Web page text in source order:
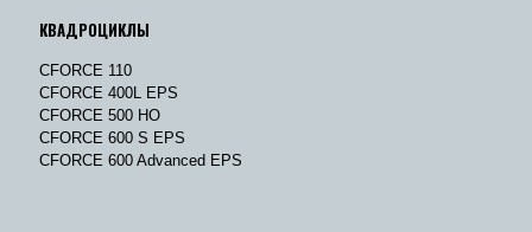
КВАДРОЦИКЛЫ
CFORCE 110
CFORCE 400L EPS
CFORCE 500 HO
CFORCE 600 S EPS
CFORCE 600 Advanced EPS